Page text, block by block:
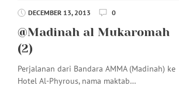
DECEMBER 13, 2013 0
@Madinah al Mukaromah
(2)
Perjalanan dari Bandara AMMA (Madinah) ke
Hotel Al-Phyrous, nama maktab…